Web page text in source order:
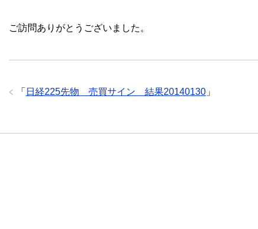
ご訪問ありがとうございました。
「 日経225先物 売買サイン 結果20140130 」